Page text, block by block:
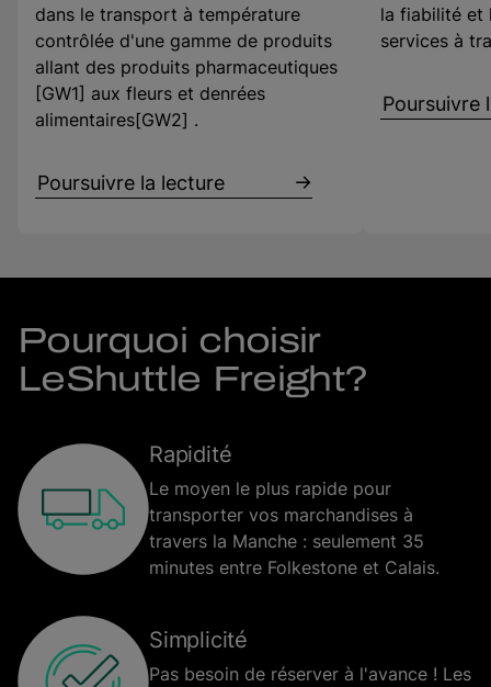
dans le transport à température
contrôlée d'une gamme de produits
allant des produits pharmaceutiques
[GW1] aux fleurs et denrées
alimentaires[GW2] .
Poursuivre la lecture
la fiabilité et
services à
Poursuivre
Pourquoi choisir
LeShuttle Freight?
Rapidité
Le moyen le plus rapide pour
transporter vos marchandises à
travers la Manche : seulement 35
minutes entre Folkestone et Calais.
Simplicité
Pas besoin de réserver à l'avance ! Les